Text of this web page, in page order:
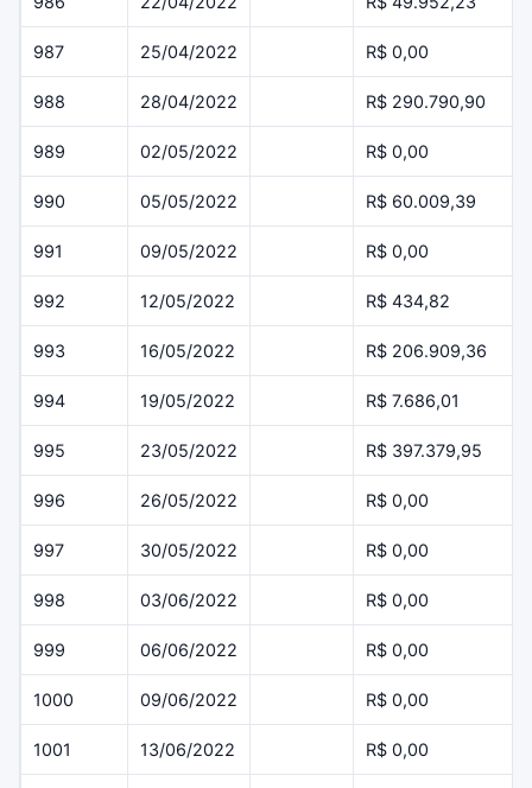
987 25/04/2022 R$ 0,00
988 28/04/2022 R$ 290.790,90
989 02/05/2022 R$ 0,00
990 05/05/2022 R$ 60.009,39
991 09/05/2022 R$ 0,00
992 12/05/2022 R$ 434,82
993 16/05/2022 R$ 206.909,36
994 19/05/2022 R$ 7.686,01
995 23/05/2022 R$ 397.379,95
996 26/05/2022 R$ 0,00
997 30/05/2022 R$ 0,00
998 03/06/2022 R$ 0,00
999 06/06/2022 R$ 0,00
1000 09/06/2022 R$ 0,00
1001 13/06/2022 R$ 0,00